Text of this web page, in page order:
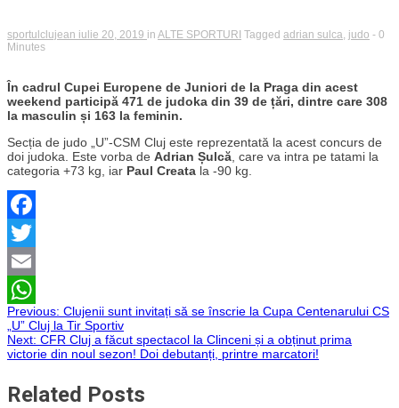
sportulclujean iulie 20, 2019 in ALTE SPORTURI Tagged adrian sulca judo - 0
Minutes
În cadrul Cupei Europene de Juniori de la Praga din acest
weekend participă 471 de judoka din 39 de țări, dintre care 308
la masculin și 163 la feminin.
Secția de judo „U”-CSM Cluj este reprezentată la acest concurs de
doi judoka. Este vorba de Adrian Șulcă , care va intra pe tatami la
categoria +73 kg, iar Paul Creata la -90 kg.
Facebook
Twitter
Email
WhatsApp
Navigare
în
articole
Previous: Clujenii sunt invitați să se înscrie la Cupa Centenarului CS
„U” Cluj la Tir Sportiv
Next: CFR Cluj a făcut spectacol la Clinceni și a obținut prima
victorie din noul sezon! Doi debutanți, printre marcatori!
Related Posts